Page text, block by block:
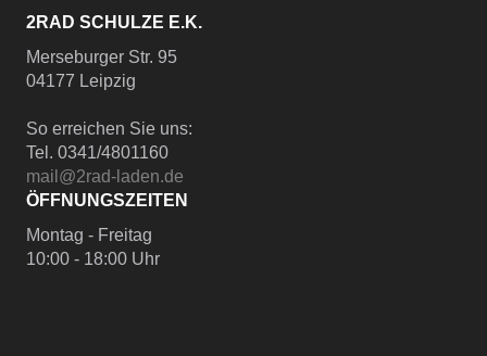
2RAD SCHULZE E.K.
Merseburger Str. 95
04177 Leipzig
So erreichen Sie uns:
Tel. 0341/4801160
mail@2rad-laden.de
ÖFFNUNGSZEITEN
Montag - Freitag
10:00 - 18:00 Uhr